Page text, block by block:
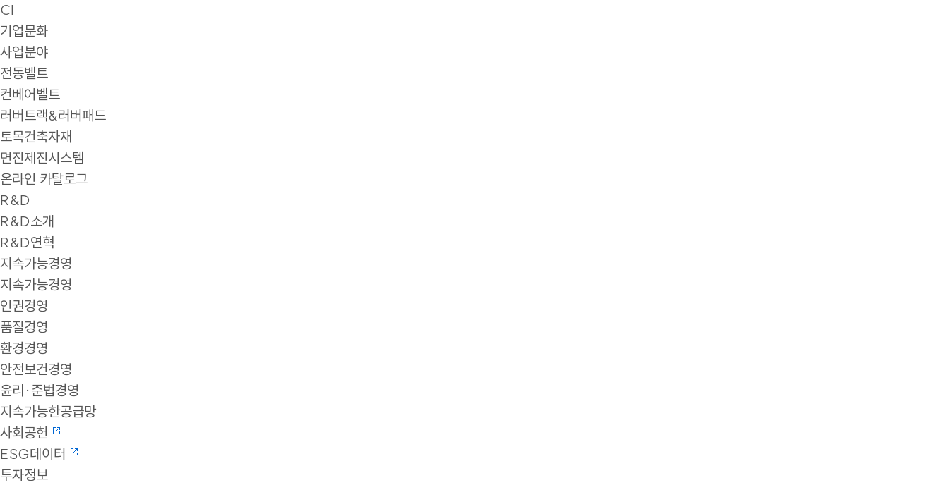
CI
기업문화
사업분야
전동벨트
컨베어벨트
러버트랙&러버패드
토목건축자재
면진제진시스템
온라인 카탈로그
R&D
R&D소개
R&D연혁
지속가능경영
지속가능경영
인권경영
품질경영
환경경영
안전보건경영
윤리·준법경영
지속가능한공급망
사회공헌
ESG데이터
투자정보